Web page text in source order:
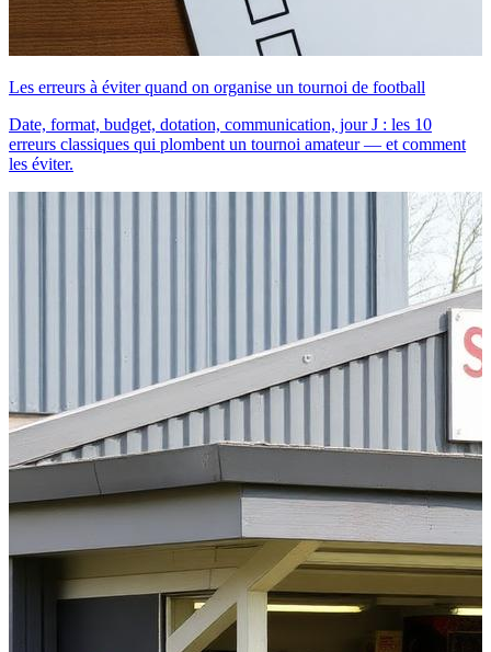
Les erreurs à éviter quand on organise un tournoi de football
Date, format, budget, dotation, communication, jour J : les 10
erreurs classiques qui plombent un tournoi amateur — et comment
les éviter.